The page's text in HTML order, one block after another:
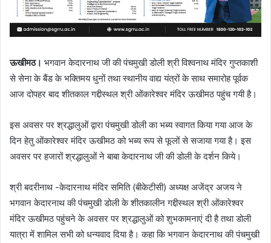
ऊखीमठ। भगवान केदारनाथ जी की पंचमुखी डोली श्री विश्वनाथ मंदिर गुप्तकाशी
से सेना के बैंड के भक्तिमय धुनों तथा स्थानीय वाद्य यंत्रों के साथ समारोह पूर्वक
आज दोपहर बाद शीतकाल गद्दीस्थल श्री ओंकारेश्वर मंदिर ऊखीमठ पहुंच गयी है।
इस अवसर पर श्रद्धालुओं द्वारा पंचमुखी डोली का भब्य स्वागत किया गया आज के
दिन हेतु ओंकारेश्वर मंदिर ऊखीमठ को भब्य रूप से फूलों से सजाया गया है। इस
अवसर पर हजारों श्रद्धालुओं ने बाबा केदारनाथ जी की डोली के दर्शन किये।
श्री बदरीनाथ -केदारनाथ मंदिर समिति (बीकेटीसी) अध्यक्ष अजेंद्र अजय ने
भगवान केदारनाथ की पंचमुखी डोली के शीतकालीन गद्दीस्थल श्री ओंकारेश्वर
मंदिर ऊखीमठ पहुंचने के अवसर पर श्रद्धालुओं को शुभकामनाएं दी है तथा डोली
यात्रा में शामिल सभी को धन्यवाद दिया है। कहा कि भगवान केदारनाथ की पंचमुखी